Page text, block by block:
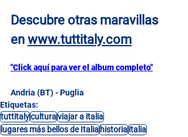
Descubre otras maravillas
en www.tuttitaly.com
"Click aquí para ver el album completo"
Andria (BT) - Puglia
Etiquetas:
tuttitalyculturaviajar a italia
lugares más bellos de Italiahistoriaitalia